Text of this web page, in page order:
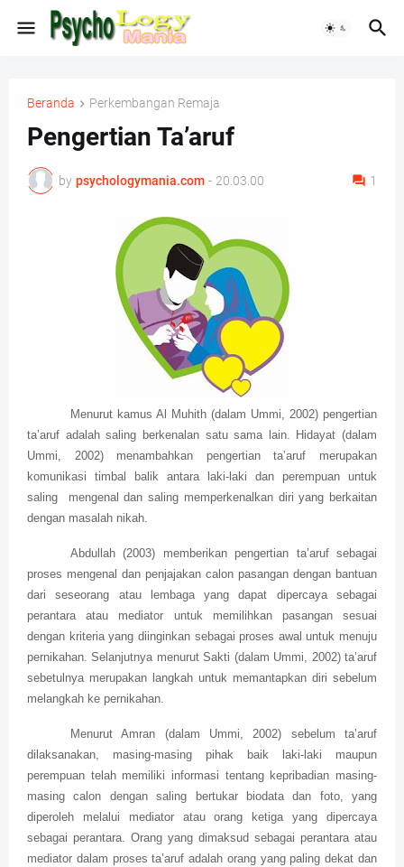
Beranda Perkembangan Remaja
Pengertian Ta’aruf
by psychologymania.com - 20.03.00 1
Menurut kamus Al Muhith (dalam Ummi, 2002) pengertian
ta’aruf adalah saling berkenalan satu sama lain. Hidayat (dalam
Ummi, 2002) menambahkan pengertian ta’aruf merupakan
komunikasi timbal balik antara laki-laki dan perempuan untuk
saling mengenal dan saling memperkenalkan diri yang berkaitan
dengan masalah nikah.
Abdullah (2003) memberikan pengertian ta’aruf sebagai
proses mengenal dan penjajakan calon pasangan dengan bantuan
dari seseorang atau lembaga yang dapat dipercaya sebagai
perantara atau mediator untuk memilihkan pasangan sesuai
dengan kriteria yang diinginkan sebagai proses awal untuk menuju
pernikahan. Selanjutnya menurut Sakti (dalam Ummi, 2002) ta’aruf
sebetulnya merupakan langkah untuk memantapkan diri sebelum
melangkah ke pernikahan.
Menurut Amran (dalam Ummi, 2002) sebelum ta’aruf
dilaksanakan, masing-masing pihak baik laki-laki maupun
perempuan telah memiliki informasi tentang kepribadian masing-
masing calon dengan saling bertukar biodata dan foto, yang
diperoleh melalui mediator atau orang ketiga yang dipercaya
sebagai perantara. Orang yang dimaksud sebagai perantara atau
mediator dalam proses ta’aruf adalah orang yang paling dekat dan